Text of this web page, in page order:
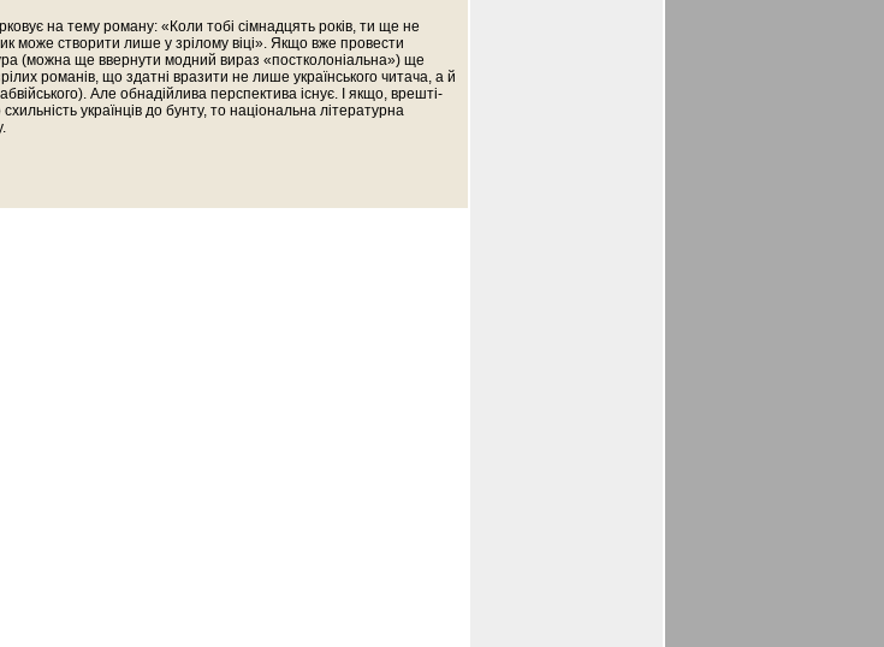
на тему роману: «Коли тобі сімнадцять років, ти ще не
може створити лише у зрілому віці». Якщо вже провести
(можна ще ввернути модний вираз «постколоніальна») ще
романів, що здатні вразити не лише українського читача, а й
Але обнадійлива перспектива існує. І якщо, врешті-
українців до бунту, то національна літературна